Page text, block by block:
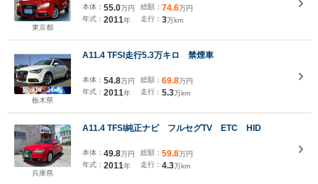
東京都
本体： 55.0万円
年式： 2011年
総額： 74.6万円
走行： 3万km
栃木県
A11.4 TFSI走行5.3万キロ 禁煙車
本体： 54.8万円
年式： 2011年
総額： 69.8万円
走行： 5.3万km
兵庫県
A11.4 TFSI純正ナビ フルセグTV ETC HID
本体： 49.8万円
年式： 2011年
総額： 59.8万円
走行： 4.3万km